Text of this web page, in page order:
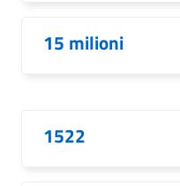
15 milioni
1522